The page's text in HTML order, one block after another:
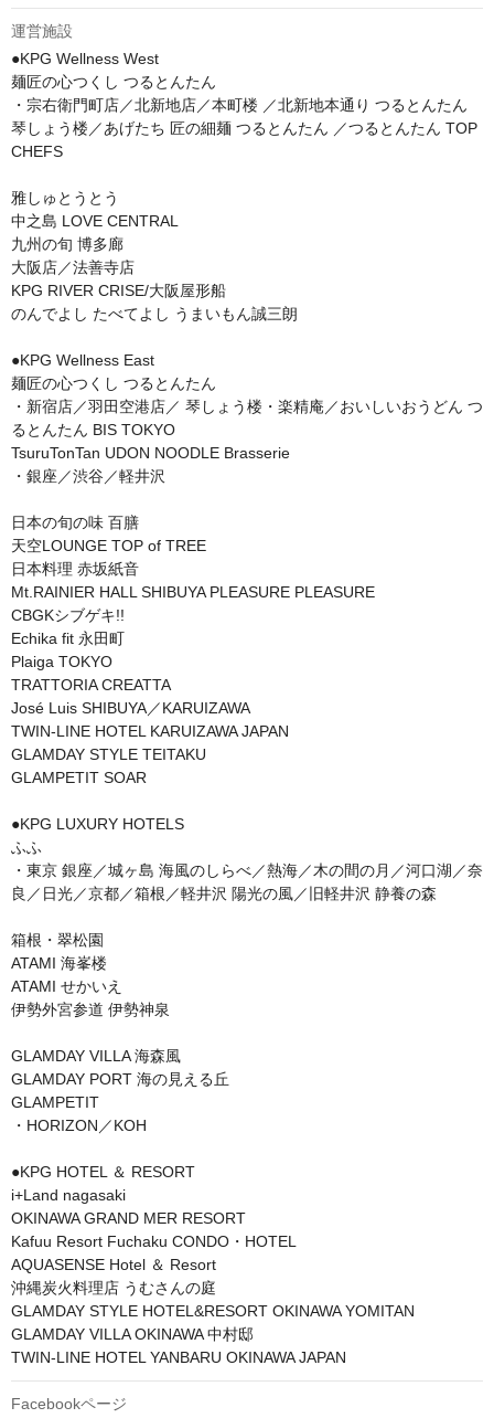
運営施設
●KPG Wellness West
麺匠の心つくし つるとんたん
・宗右衛門町店／北新地店／本町楼 ／北新地本通り つるとんたん
琴しょう楼／あげたち 匠の細麺 つるとんたん ／つるとんたん TOP
CHEFS
雅しゅとうとう
中之島 LOVE CENTRAL
九州の旬 博多廊
大阪店／法善寺店
KPG RIVER CRISE/大阪屋形船
のんでよし たべてよし うまいもん誠三朗
●KPG Wellness East
麺匠の心つくし つるとんたん
・新宿店／羽田空港店／ 琴しょう楼・楽精庵／おいしいおうどん つ
るとんたん BIS TOKYO
TsuruTonTan UDON NOODLE Brasserie
・銀座／渋谷／軽井沢
日本の旬の味 百膳
天空LOUNGE TOP of TREE
日本料理 赤坂紙音
Mt.RAINIER HALL SHIBUYA PLEASURE PLEASURE
CBGKシブゲキ!!
Echika fit 永田町
Plaiga TOKYO
TRATTORIA CREATTA
José Luis SHIBUYA／KARUIZAWA
TWIN-LINE HOTEL KARUIZAWA JAPAN
GLAMDAY STYLE TEITAKU
GLAMPETIT SOAR
●KPG LUXURY HOTELS
ふふ
・東京 銀座／城ヶ島 海風のしらべ／熱海／木の間の月／河口湖／奈
良／日光／京都／箱根／軽井沢 陽光の風／旧軽井沢 静養の森
箱根・翠松園
ATAMI 海峯楼
ATAMI せかいえ
伊勢外宮参道 伊勢神泉
GLAMDAY VILLA 海森風
GLAMDAY PORT 海の見える丘
GLAMPETIT
・HORIZON／KOH
●KPG HOTEL ＆ RESORT
i+Land nagasaki
OKINAWA GRAND MER RESORT
Kafuu Resort Fuchaku CONDO・HOTEL
AQUASENSE Hotel ＆ Resort
沖縄炭火料理店 うむさんの庭
GLAMDAY STYLE HOTEL&RESORT OKINAWA YOMITAN
GLAMDAY VILLA OKINAWA 中村邸
TWIN-LINE HOTEL YANBARU OKINAWA JAPAN
Facebookページ